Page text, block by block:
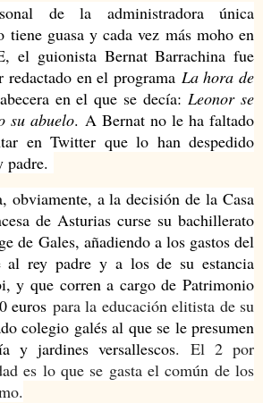
de la administradora única
guasa y cada vez más moho en
el guionista Bernat Barrachina fue
redactado en el programa La hora de
en el que se decía: Leonor se
su abuelo. A Bernat no le ha faltado
en Twitter que lo han despedido
padre.
obviamente, a la decisión de la Casa
de Asturias curse su bachillerato
de Gales, añadiendo a los gastos del
al rey padre y a los de su estancia
y que corren a cargo de Patrimonio
euros para la educación elitista de su
colegio galés al que se le presumen
y jardines versallescos. El 2 por
es lo que se gasta el común de los